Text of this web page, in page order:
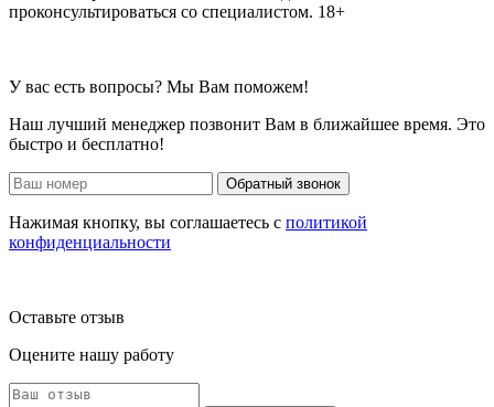
проконсультироваться со специалистом. 18+
У вас есть вопросы? Мы Вам поможем!
Наш лучший менеджер позвонит Вам в ближайшее время. Это
быстро и бесплатно!
Обратный звонок
Нажимая кнопку, вы соглашаетесь с политикой
конфиденциальности
Оставьте отзыв
Оцените нашу работу